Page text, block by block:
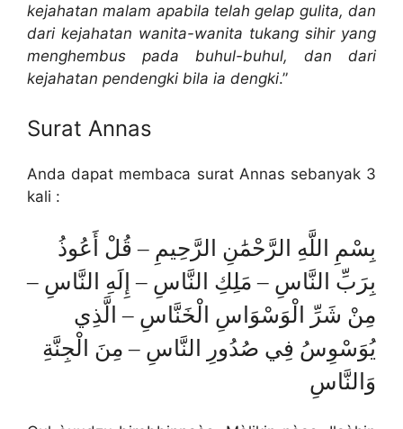
kejahatan malam apabila telah gelap gulita, dan
dari kejahatan wanita-wanita tukang sihir yang
menghembus pada buhul-buhul, dan dari
kejahatan pendengki bila ia dengki.”
Surat Annas
Anda dapat membaca surat Annas sebanyak 3
kali :
بِسْمِ اللَّهِ الرَّحْمَٰنِ الرَّحِيمِ – قُلْ أَعُوذُ
بِرَبِّ النَّاسِ – مَلِكِ النَّاسِ – إِلَهِ النَّاسِ –
مِنْ شَرِّ الْوَسْوَاسِ الْخَنَّاسِ – الَّذِي
يُوَسْوِسُ فِي صُدُورِ النَّاسِ – مِنَ الْجِنَّةِ
وَالنَّاسِ